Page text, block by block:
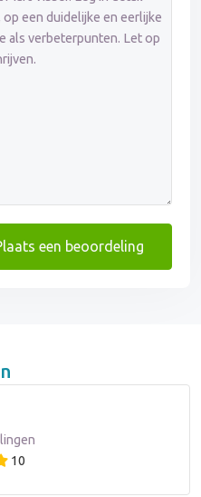
een beoordeling
10